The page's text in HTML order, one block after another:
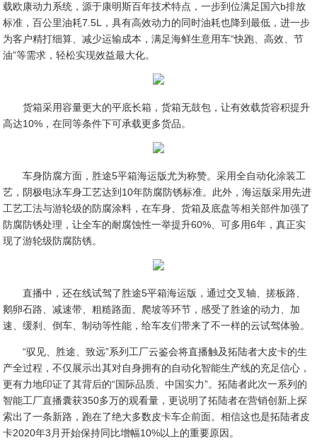
载欧康动力系统，源于康明斯百年技术特点，一步到位满足国六b排放
标准，百公里油耗7.5L，具有高效动力的同时油耗也降到最低，进一步
为客户精打细算、减少运输成本，满足海鲜生意用车“快跑、高效、节
油”等需求，轻松实现效益最大化。
货箱采用容量更大的平底长箱，货箱无鼓包，让有效载货容积提升
高达10%，在同等条件下可承载更多货品。
车身防腐方面，胜途5平箱海运版尤为称赞。采用全自动化涂装工
艺，阴极电泳车身工艺达到10年防腐防锈标准。此外，海运版采用先进
工艺工法与游轮级的防腐涂料，在车身、货箱及底盘等相关部件加强了
防腐防锈处理，让全车的耐腐蚀性一举提升60%、可多用6年，真正实
现了游轮级防腐防锈。
直播中，还在线试驾了胜途5平箱海运版，通过交叉轴、搓板路、
鹅卵石路、减速带、粗糙路面、爬坡等环节，感受了胜途的动力、加
速、缓刹、倒车、制动等性能，给车友们带来了不一样的云试驾体验。
“驭见、胜途、致远”系列工厂云鉴会将直播触及拓陆者大皮卡的生
产全过程，不仅展示出其对自身拥有的自动化智能生产线的充足信心，
更有力地印证了其背后的“国际品质、中国实力”。拓陆者此次一系列的
智能工厂直播囊获350多万的观看量，更说明了拓陆者在营销创新上探
索出了一条新路，跑在了绝大多数皮卡车企前面。相信这也是拓陆者皮
卡2020年3月开始保持同比增幅10%以上的重要原因。